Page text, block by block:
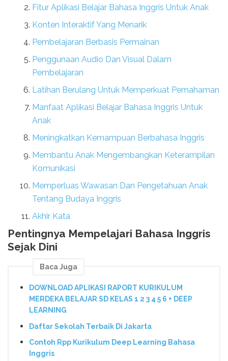
Fitur Aplikasi Belajar Bahasa Inggris Untuk Anak
Konten Interaktif Yang Menarik
Pembelajaran Berbasis Permainan
Penggunaan Audio Dan Visual Dalam
Pembelajaran
Latihan Berulang Untuk Memperkuat Pemahaman
Manfaat Aplikasi Belajar Bahasa Inggris Untuk
Anak
Meningkatkan Kemampuan Berbahasa Inggris
Membantu Anak Mengembangkan Keterampilan
Komunikasi
Memperluas Wawasan Dan Pengetahuan Anak
Tentang Budaya Inggris
Akhir Kata
Pentingnya Mempelajari Bahasa Inggris
Sejak Dini
Baca Juga
DOWNLOAD APLIKASI RAPORT KURIKULUM
MERDEKA BELAJAR SD KELAS 1 2 3 4 5 6 + DEEP
LEARNING
Daftar Sekolah Terbaik Di Jakarta
Contoh Rpp Kurikulum Deep Learning Bahasa
Inggris